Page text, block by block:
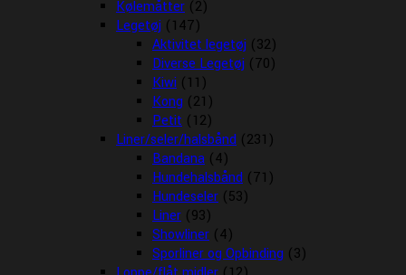
Kølemåtter (2)
Legetøj (147)
Aktivitet legetøj (32)
Diverse Legetøj (70)
Kiwi (11)
Kong (21)
Petit (12)
Liner/seler/halsbånd (231)
Bandana (4)
Hundehalsbånd (71)
Hundeseler (53)
Liner (93)
Showliner (4)
Sporliner og Opbinding (3)